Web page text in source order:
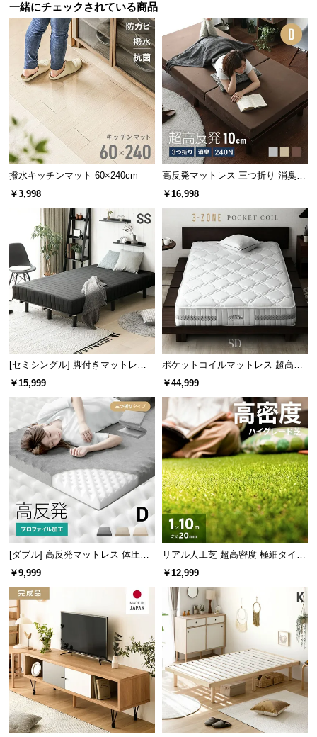
ロ
報
o.,
※シートの色は写真と異なる場合があります。
大容量のベッド下収納
ベッド下は2つに分かれた引き出し収納付き。ワンル
ームや収納の少ないお部屋にもおすすめです。
引き出しは組み立て時に、左右どちらからでも設
置が可能です。
やさしく照らす間接照明
ヘッドボードの中央には照明付き。就寝前の読書時
などリラックスタイムをやさしく照らします。
一緒にチェックされている商品
撥水キッチンマット 60×240cm
￥3,998
高反発マットレス 三つ折り 消臭
高密度ハード 厚さ10cm D
￥16,998
[セミシングル] 脚付きマットレス
極厚20cm ボンネルコイル
￥15,999
ポケットコイルマットレス 超高密
度3ゾーン 硬め 厚さ24cm SD
￥44,999
[ダブル] 高反発マットレス 体圧分
散プロファイル加工 厚さ10cm 三
￥9,999
リアル人工芝 超高密度 極細タイプ
芝丈20mm 1×10m
￥12,999